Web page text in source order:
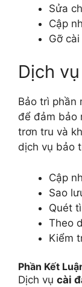
Sửa
Cập
Gỡ
Dịch
Bảo trì phần
để đảm bảo
trơn tru và
dịch vụ bảo
Cập
Sao
Quét
Theo
Kiểm
Phần Kết
Dịch vụ cài